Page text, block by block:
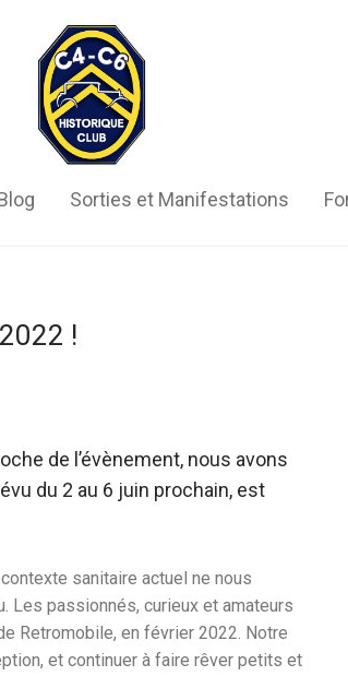
Sorties et Manifestations
!
de l’évènement, nous avons
du 2 au 6 juin prochain, est
sanitaire actuel ne nous
Les passionnés, curieux et amateurs
Retromobile, en février 2022. Notre
et continuer à faire rêver petits et